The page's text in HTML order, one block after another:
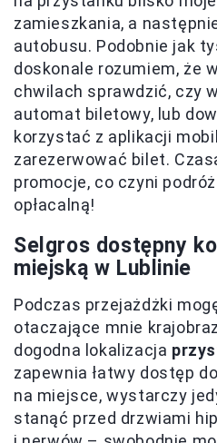
zamieszkania, a
autobusu. Podobnie jak
doskonale rozumiem, że
chwilach sprawdzić, czy
automat biletowy, lub
korzystać z aplikacji
zarezerwować bilet.
promocje, co czyni
opłacalną!
Selgros dostępny
miejską w Lublinie
Podczas przejażdżki
otaczające mnie
dogodna lokalizacja
zapewnia łatwy dostęp
na miejsce, wystarczy
stanąć przed drzwiami